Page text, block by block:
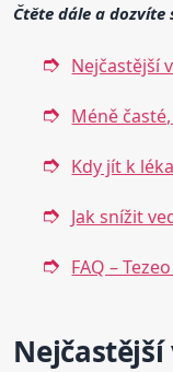
Čtěte dále a dozvíte
Nejčastější
Méně
Kdy jít k
Jak snížit
FAQ –
Nejčastější